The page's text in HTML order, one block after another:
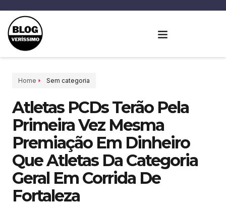
Home Sem categoria
Atletas PCDs Terão Pela
Primeira Vez Mesma
Premiação Em Dinheiro
Que Atletas Da Categoria
Geral Em Corrida De
Fortaleza